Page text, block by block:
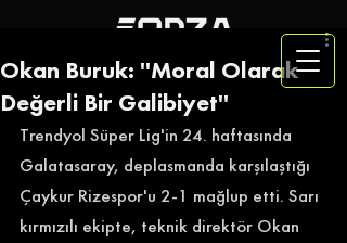
Okan Buruk: ''Moral Olarak
Değerli Bir Galibiyet''
Trendyol Süper Lig'in 24. haftasında
Galatasaray, deplasmanda karşılaştığı
Çaykur Rizespor'u 2-1 mağlup etti. Sarı
kırmızılı ekipte, teknik direktör Okan